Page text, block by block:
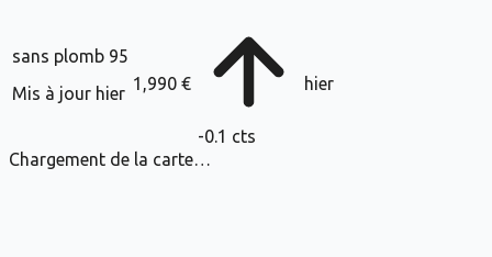
sans plomb 95
Mis à jour hier 1,990 €
-0.1 cts
hier
Chargement de la carte…